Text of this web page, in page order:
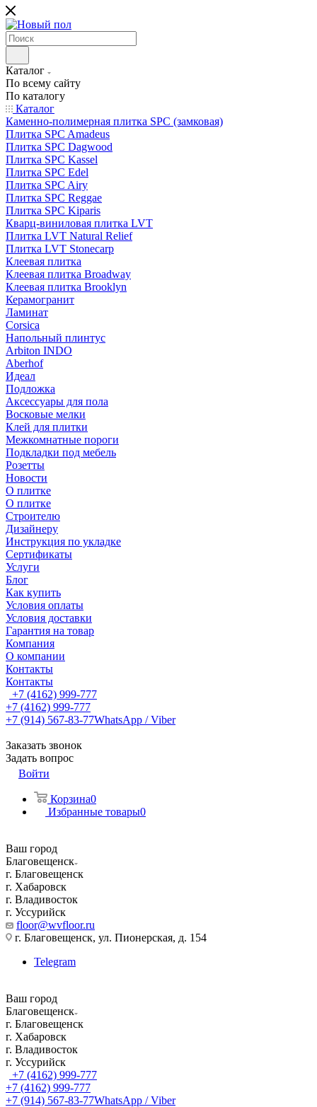
Каталог
По всему сайту
По каталогу
Каталог
Каменно-полимерная плитка SPC (замковая)
Плитка SPC Amadeus
Плитка SPC Dagwood
Плитка SPC Kassel
Плитка SPC Edel
Плитка SPC Airy
Плитка SPC Reggae
Плитка SPC Kiparis
Кварц-виниловая плитка LVT
Плитка LVT Natural Relief
Плитка LVT Stonecarp
Клеевая плитка
Клеевая плитка Broadway
Клеевая плитка Brooklyn
Керамогранит
Ламинат
Corsica
Напольный плинтус
Arbiton INDO
Aberhof
Идеал
Подложка
Аксессуары для пола
Восковые мелки
Клей для плитки
Межкомнатные пороги
Подкладки под мебель
Розетты
Новости
О плитке
О плитке
Строителю
Дизайнеру
Инструкция по укладке
Сертификаты
Услуги
Блог
Как купить
Условия оплаты
Условия доставки
Гарантия на товар
Компания
О компании
Контакты
Контакты
+7 (4162) 999-777
+7 (4162) 999-777
+7 (914) 567-83-77WhatsApp / Viber
Заказать звонок
Задать вопрос
Войти
Корзина0
Избранные товары0
Ваш город
Благовещенск
г. Благовещенск
г. Хабаровск
г. Владивосток
г. Уссурийск
floor@wvfloor.ru
г. Благовещенск, ул. Пионерская, д. 154
Telegram
Ваш город
Благовещенск
г. Благовещенск
г. Хабаровск
г. Владивосток
г. Уссурийск
+7 (4162) 999-777
+7 (4162) 999-777
+7 (914) 567-83-77WhatsApp / Viber